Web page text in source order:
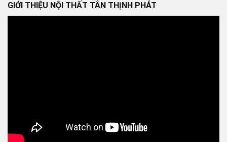
GIỚI THIỆU NỘI THẤT TÂN THỊNH PHÁT